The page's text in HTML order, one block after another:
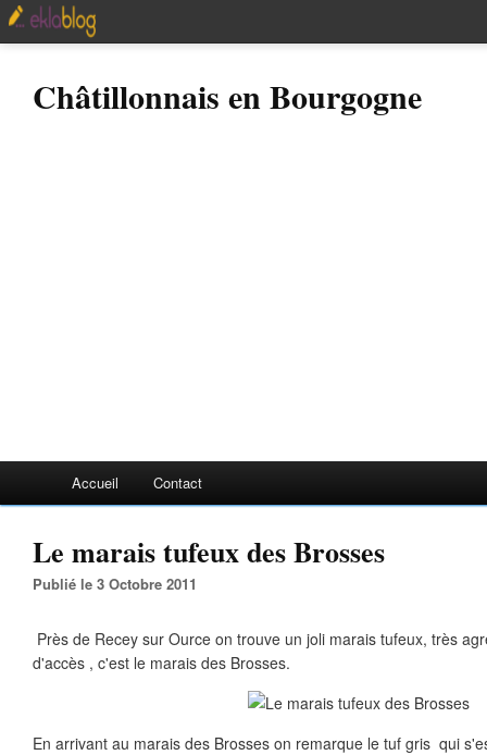
Châtillonnais en Bourgogne
Accueil Contact
Le marais tufeux des Brosses
Publié le 3 Octobre 2011
Près de Recey sur Ource on trouve un joli marais tufeux, très
d'accès , c'est le marais des Brosses.
En arrivant au marais des Brosses on remarque le tuf gris qui